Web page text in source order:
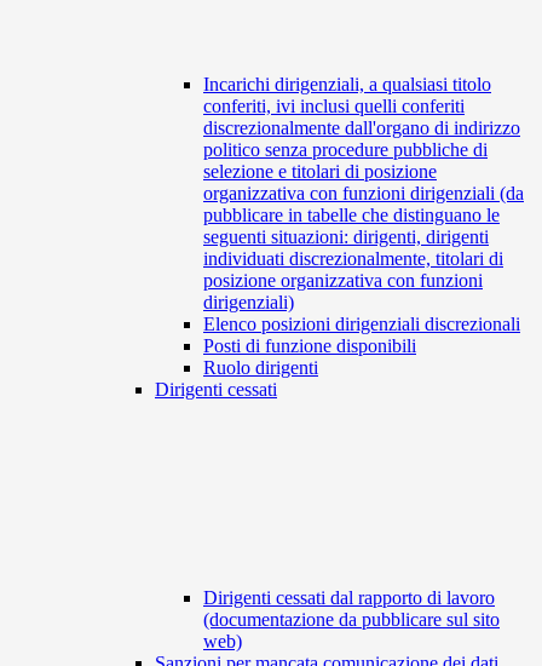
Incarichi dirigenziali, a qualsiasi titolo
conferiti, ivi inclusi quelli conferiti
discrezionalmente dall'organo di indirizzo
politico senza procedure pubbliche di
selezione e titolari di posizione
organizzativa con funzioni dirigenziali (da
pubblicare in tabelle che distinguano le
seguenti situazioni: dirigenti, dirigenti
individuati discrezionalmente, titolari di
posizione organizzativa con funzioni
dirigenziali)
Elenco posizioni dirigenziali discrezionali
Posti di funzione disponibili
Ruolo dirigenti
Dirigenti cessati
Dirigenti cessati dal rapporto di lavoro
(documentazione da pubblicare sul sito
web)